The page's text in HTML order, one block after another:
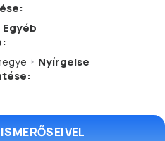
Egyéb
Nyírgelse